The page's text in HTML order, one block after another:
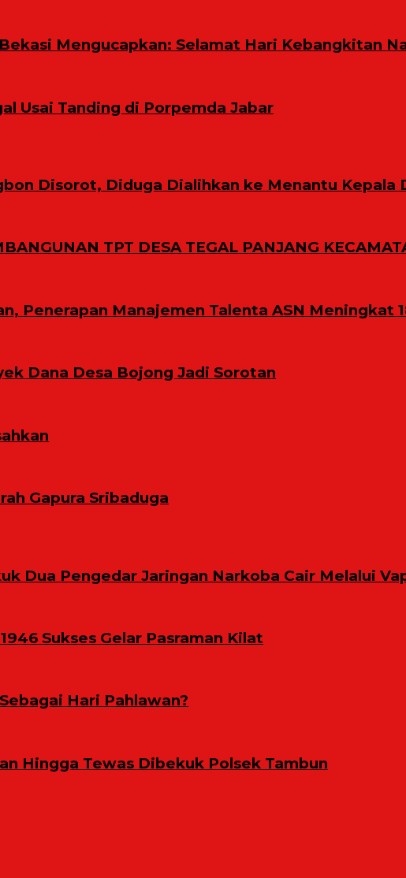
Mengucapkan: Selamat Hari Kebangkitan
Usai Tanding di Porpemda Jabar
Disorot, Diduga Dialihkan ke Menantu Kepala
TPT DESA TEGAL PANJANG
Penerapan Manajemen Talenta ASN Meningkat
Dana Desa Bojong Jadi Sorotan
Gapura Sribaduga
Dua Pengedar Jaringan Narkoba Cair Melalui
Sukses Gelar Pasraman Kilat
Hari Pahlawan?
Hingga Tewas Dibekuk Polsek Tambun